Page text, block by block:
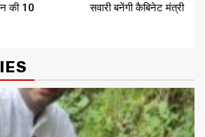
की 10
सवारी बनेंगी कैबिनेट मंत्री